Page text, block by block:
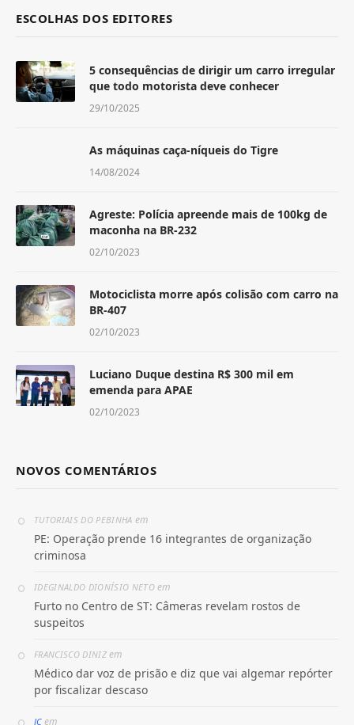
ESCOLHAS DOS EDITORES
5 consequências de dirigir um carro irregular
que todo motorista deve conhecer
29/10/2025
As máquinas caça-níqueis do Tigre
14/08/2024
Agreste: Polícia apreende mais de 100kg de
maconha na BR-232
02/10/2023
Motociclista morre após colisão com carro na
BR-407
02/10/2023
Luciano Duque destina R$ 300 mil em
emenda para APAE
02/10/2023
NOVOS COMENTÁRIOS
TUTORIAIS DO PEBINHA em
PE: Operação prende 16 integrantes de organização
criminosa
IDEGINALDO DIONÍSIO NETOem
Furto no Centro de ST: Câmeras revelam rostos de
suspeitos
FRANCISCO DINIZem
Médico dar voz de prisão e diz que vai algemar repórter
por fiscalizar descaso
JCem